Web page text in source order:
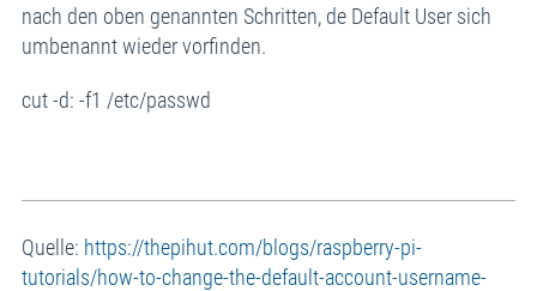
nach den oben genannten Schritten, de Default User sich
umbenannt wieder vorfinden.
cut -d: -f1 /etc/passwd
Quelle: https://thepihut.com/blogs/raspberry-pi-
tutorials/how-to-change-the-default-account-username-